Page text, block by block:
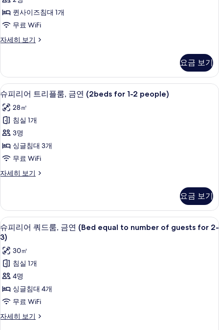
히
보
기
더
블
룸,
금
사
진
모
두
보
기
퀸사이즈침대 1개
무료 WiFi
자세히 보기
슈
더
블
룸,
금
연
자
히
보
기
요금 보기
슈
피
리
어
트
리
플
룸,
연
(2beds
for
1-
2
people)
사
진
모
두
보
슈피리어 트리플룸, 금연 (2beds for
1
슈피리어 트리플룸, 금연 (2beds for 1-2 people)
28㎡
침실 1개
3명
싱글침대 3개
무료 WiFi
자세히 보기
슈
트
리
플
룸,
금
연
(2beds
for
1-
2
자
세
히
요금 보기
슈
피
리
어
쿼
드
룸,
금
슈피리어 쿼드룸, 금연 (Bed equal to
1
슈피리어 쿼드룸, 금연 (Bed equal to number of guests for 2-
3)
30㎡
침실 1개
4명
싱글침대 4개
무료 WiFi
자세히 보기
슈